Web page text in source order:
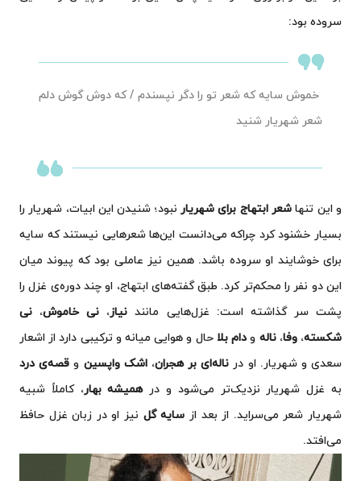
سروده بود:
خموش سایه که شعر تو را دگر نپسندم / که دوش گوش دلم
شعر شهریار شنید
و این تنهاشعر ابتهاج برای شهریار نبود؛ شنیدن این ابیات، شهریار را
بسیار خشنود کرد چراکه می‌دانست این‌ها شعرهایی نیستند که سایه
برای خوشایند او سروده باشد. همین نیز عاملی بود که پیوند میان
این دو نفر را محکم‌تر کرد. طبق گفته‌های ابتهاج، او چند دوره‌ی غزل را
پشت سر گذاشته است: غزل‌هایی مانند نیاز، نی خاموش، نی
شکسته،وفا،ناله ودام بلا حال و هوایی میانه و ترکیبی دارد از اشعار
سعدی و شهریار. او در ناله‌ای بر هجران،اشک واپسین و قصه‌ی درد
به غزل شهریار نزدیک‌تر می‌شود و درهمیشه بهار، کاملاً شبیه
شهریار شعر می‌سراید. از بعد از سایه گل نیز او در زبان غزل حافظ
می‌افتد.